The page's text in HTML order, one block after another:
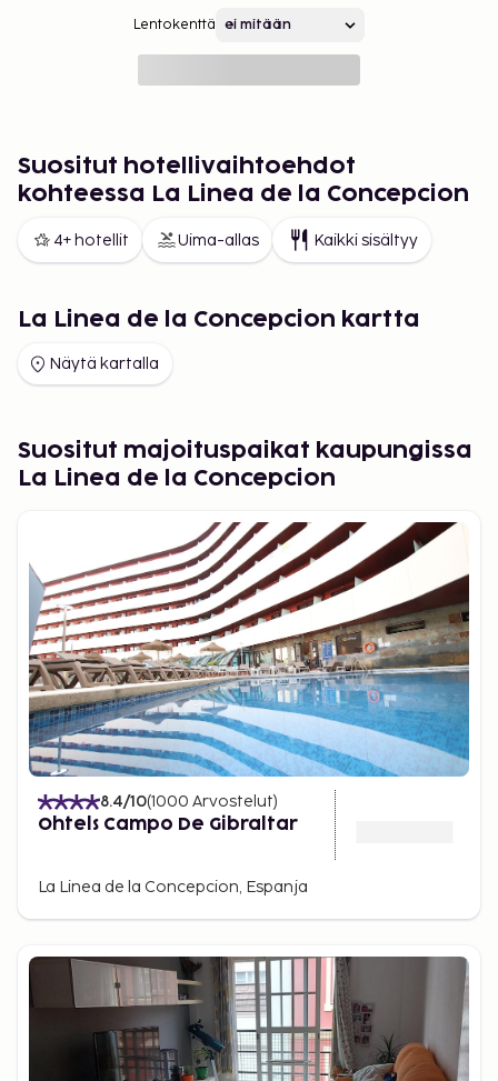
Lentokenttä
Suositut hotellivaihtoehdot
kohteessa La Linea de la Concepcion
4+ hotellit Uima-allas Kaikki sisältyy
La Linea de la Concepcion kartta
Näytä kartalla
Suositut majoituspaikat kaupungissa
La Linea de la Concepcion
8.4/10(1000 Arvostelut)
Ohtels Campo De Gibraltar
La Linea de la Concepcion, Espanja